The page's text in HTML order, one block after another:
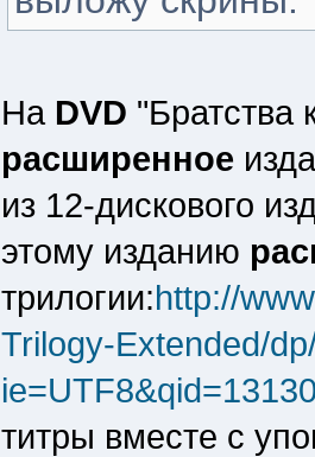
На DVD "Братства
расширенное
из 12-дискового
этому изданию
трилогии:http://
Trilogy-Extended/
титры вместе с